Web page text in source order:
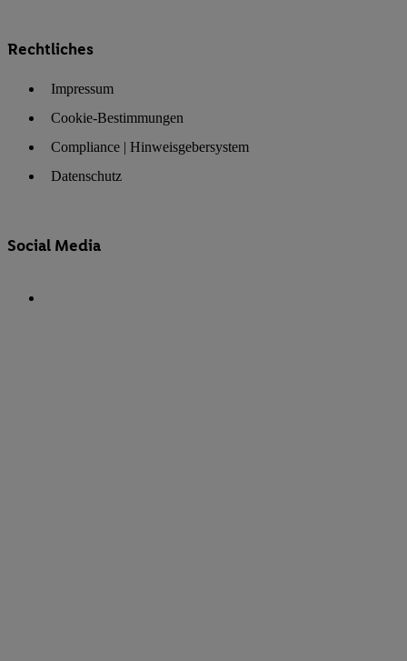
Rechtliches
Impressum
Cookie-Bestimmungen
Compliance | Hinweisgebersystem
Datenschutz
Social Media